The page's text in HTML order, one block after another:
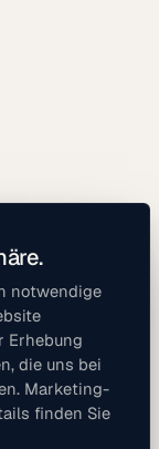
notwendige
Erhebung
die uns bei
Marketing-
finden Sie